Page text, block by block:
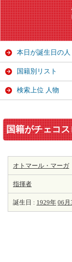
国籍がチェコ
オトマール・マーガ
指揮者
誕生日 : 1929年 06月
本日が誕生日の人
国籍別リスト
検索上位 人物